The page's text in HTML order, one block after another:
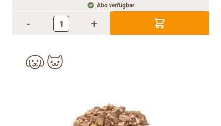
Abo verfügbar
- +